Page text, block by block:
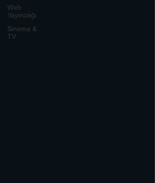
Web
Yayıncılığı
Sinema &
TV